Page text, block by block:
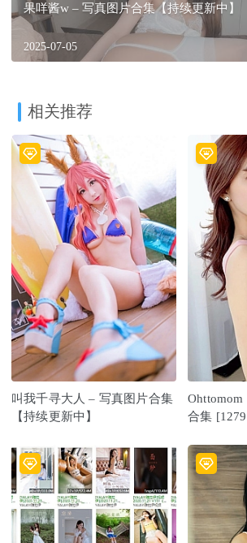
果咩酱w – 写真图片合集【持续更新中】
2025-07-05
相关推荐
叫我千寻大人 – 写真图片合集
【持续更新中】
合集